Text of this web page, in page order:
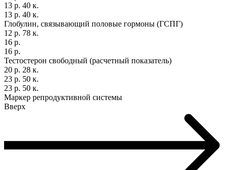
13 р. 40 к.
13 р. 40 к.
Глобулин, связывающий половые гормоны (ГСПГ)
12 р. 78 к.
16 р.
16 р.
Тестостерон свободный (расчетный показатель)
20 р. 28 к.
23 р. 50 к.
23 р. 50 к.
Маркер репродуктивной системы
Вверх